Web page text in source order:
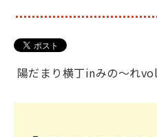
陽だまり横丁inみの～れ